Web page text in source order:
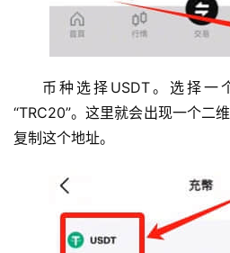
币种选择USDT。选择一
“TRC20”。这里就会出现一个二
复制这个地址。